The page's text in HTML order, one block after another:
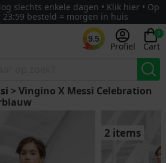
slechts enkele dagen • Klik hier • Op
besteld = morgen in huis
9.5
Profiel
0
Cart
> Vingino X Messi Celebration
2 items